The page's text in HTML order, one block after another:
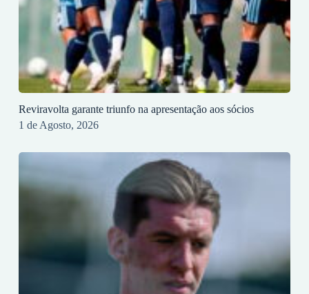
Reviravolta garante triunfo na apresentação aos sócios
1 de Agosto, 2026